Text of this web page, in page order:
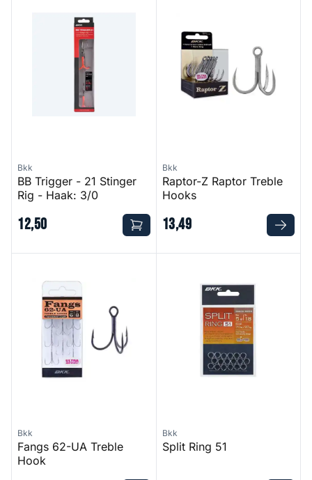
Bkk
BB Trigger - 21 Stinger
Rig - Haak: 3/0
12,50
Bkk
Raptor-Z Raptor Treble
Hooks
13,49
Bkk
Fangs 62-UA Treble
Hook
Bkk
Split Ring 51